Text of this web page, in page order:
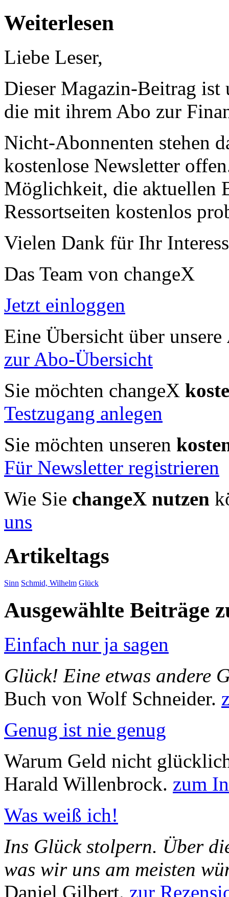
Weiterlesen
Liebe Leser,
Dieser Magazin-Beitrag ist
die mit ihrem Abo zur
Nicht-Abonnenten stehen
kostenlose Newsletter
Möglichkeit, die aktuellen
Ressortseiten kostenlos
Vielen Dank für Ihr
Das Team von changeX
Jetzt einloggen
Eine Übersicht über unsere
zur Abo-Übersicht
Sie möchten changeX
Testzugang anlegen
Sie möchten unseren
Für Newsletter registrieren
Wie Sie changeX nutzen
uns
Artikeltags
Sinn Schmid, Wilhelm Glück
Ausgewählte Beiträge
Einfach nur ja sagen
Glück! Eine etwas andere
Buch von Wolf Schneider.
Genug ist nie genug
Warum Geld nicht
Harald Willenbrock. zum
Was weiß ich!
Ins Glück stolpern. Über
was wir uns am meisten
Daniel Gilbert. zur